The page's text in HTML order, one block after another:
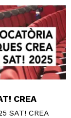
CREA
SAT! CREA